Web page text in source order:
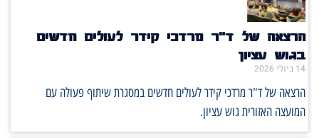
הרצאה של ד"ר מרדכי קידר לעולים חדשים
בגוש עציון
14 ביולי 2026
הרצאה של ד"ר מרדכי קידר לעולים חדשים במסגרת שיתוף פעולה עם
המועצה האזורית גוש עציון.